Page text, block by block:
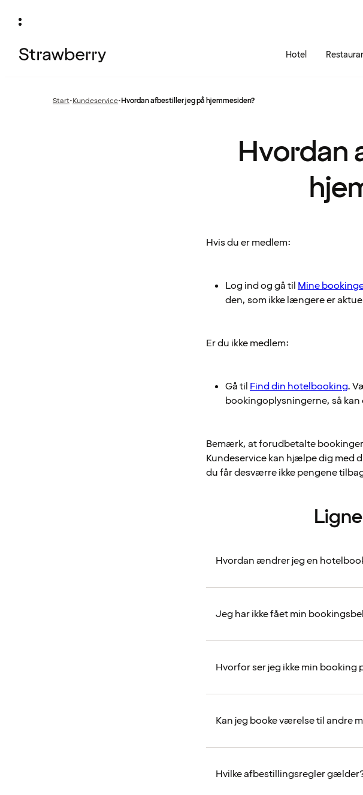
Hotel
Start•Forrige
Kundeservice•Hvordan afbestiller jeg på hjemmesiden?
Hvordan
Hvis du er medlem:
Log ind og gå til Mine
den, som ikke længere er
Er du ikke medlem:
Gå til Find din hotelbooking.
bookingoplysningerne, så
Bemærk, at forudbetalte
Kundeservice kan hjælpe dig med
du får desværre ikke pengene
Hvordan ændrer jeg en
Jeg har ikke fået min
Hvorfor ser jeg ikke min booking
Kan jeg booke værelse til andre
Hvilke afbestillingsregler